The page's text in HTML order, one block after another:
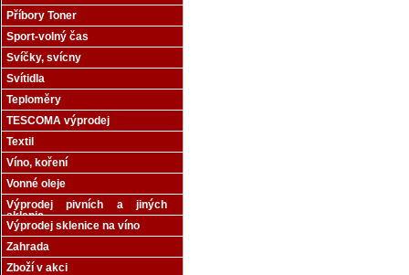
Příbory Toner
Sport-volný čas
Svíčky, svícny
Svítidla
Teploměry
TESCOMA výprodej
Textil
Víno, koření
Vonné oleje
Výprodej pivních a jiných
sklenic
Výprodej sklenice na víno
Zahrada
Zboží v akci